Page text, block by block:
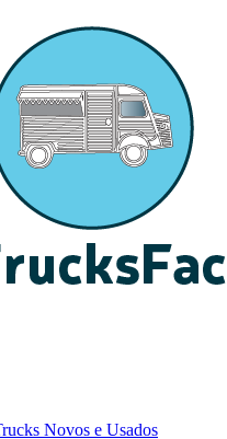
Novos e Usados